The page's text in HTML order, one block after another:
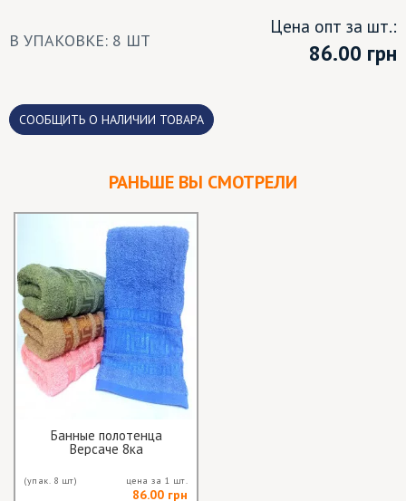
В УПАКОВКЕ: 8 ШТ
Цена опт за шт.:
86.00 грн
CООБЩИТЬ О НАЛИЧИИ ТОВАРА
РАНЬШЕ ВЫ СМОТРЕЛИ
Банные полотенца
Версаче 8ка
(упак. 8 шт) цена за 1 шт.
86.00 грн